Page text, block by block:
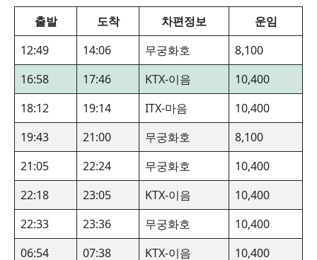
출발 도착 차편정보
운임
12:49
14:06 무궁화호
8,100
16:58
17:46 KTX-이음
10,400
18:12
19:14 ITX-마음
10,400
19:43
21:00 무궁화호
8,100
21:05
22:24 무궁화호
10,400
22:18
23:05 KTX-이음
10,400
22:33
23:36 무궁화호
10,400
06:54
07:38 KTX-이음
10,400